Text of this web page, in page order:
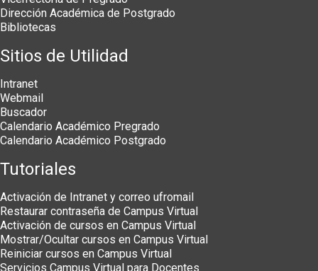
Dirección Académica de Postgrado
Bibliotecas
Sitios de Utilidad
Intranet
Webmail
Buscador
Calendario Académico Pregrado
Calendario Académico Postgrado
Tutoriales
Activación de Intranet y correo ufromail
Restaurar contraseña de Campus Virtual
Activación de cursos en Campus Virtual
Mostrar/Ocultar cursos en Campus Virtual
Reiniciar cursos en Campus Virtual
Servicios Campus Virtual para Docentes